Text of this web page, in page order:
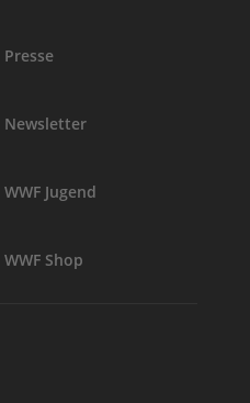
Presse
Newsletter
WWF Jugend
WWF Shop